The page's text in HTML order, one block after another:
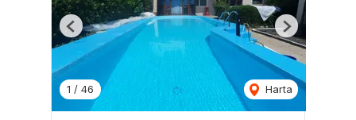
1 / 46 Harta
Previous Next